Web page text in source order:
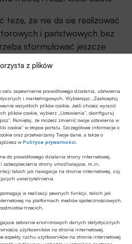
z plików
zapewnienie prawidłowego działania, ułatwienia
i marketingowych. Wybierając „Zaakceptuj
wszystkich plików cookie. Jeśli chcesz wyrazić
plików cookie, wybierz „Ustawienia”, skonfiguruj
Pamiętaj, że możesz zmienić swoje ustawienia w
cookie” w stopce portalu. Szczegółowe informacje o
oraz przetwarzamy Twoje dane, a także o
wPolityce prywatności
do prawidłowego działania strony internetowej,
zabezpieczenia strony umożliwiające, m.in.
takich jak nawigacja na stronie internetowej, czy
uwierzytelnienia.
w realizacji pewnych funkcji, takich jak
na platformach mediów społecznościowych,
trzecich.
zebranie anonimowych danych statystycznych
użytkowników na stronie internetowej.
aspekty ruchu użytkowników na stronie internetowej
tezę, że nie da się realizować
i państwowych bez
sformułować jeszcze
umieszczonego
czy rządzący będą
opracowań? Czy zechcą
projektami najważniejszymi
pokoleń?
– powstanie instytutu nie
super resortu
jak bank centralny.